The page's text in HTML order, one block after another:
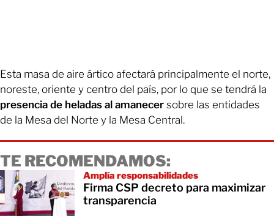
Esta masa de aire ártico afectará principalmente el norte,
noreste, oriente y centro del país, por lo que se tendrá la
presencia de heladas al amanecer sobre las entidades
de la Mesa del Norte y la Mesa Central.
TE RECOMENDAMOS:
Amplía responsabilidades
Firma CSP decreto para maximizar
transparencia